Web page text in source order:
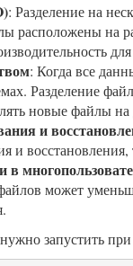
: Разделение на
расположены на
: Когда все
Разделение
новые файлы на
и
и
может
запустить